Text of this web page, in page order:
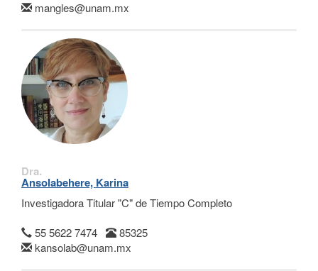
mangles@unam.mx
Dra.
Ansolabehere, Karina
Investigadora Titular "C" de Tiempo Completo
55 5622 7474
85325
kansolab@unam.mx